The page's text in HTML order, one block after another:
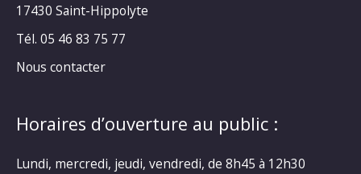
17430 Saint-Hippolyte
Tél. 05 46 83 75 77
Nous contacter
Horaires d’ouverture au public :
Lundi, mercredi, jeudi, vendredi, de 8h45 à 12h30